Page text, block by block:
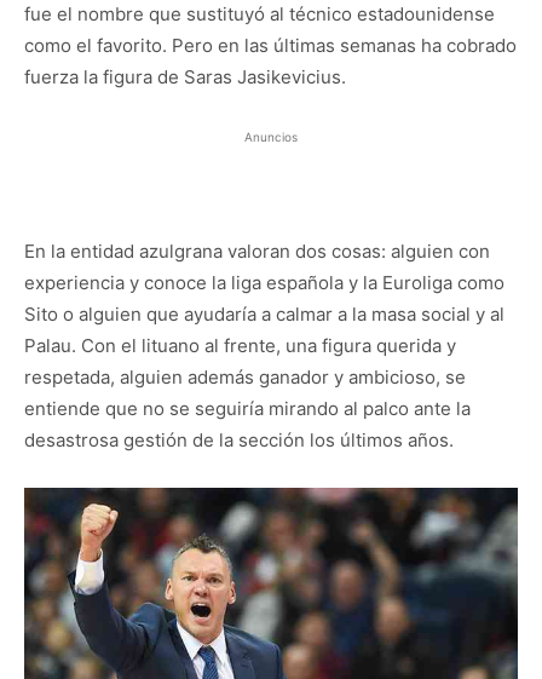
fue el nombre que sustituyó al técnico estadounidense
como el favorito. Pero en las últimas semanas ha cobrado
fuerza la figura de Saras Jasikevicius.
Anuncios
En la entidad azulgrana valoran dos cosas: alguien con
experiencia y conoce la liga española y la Euroliga como
Sito o alguien que ayudaría a calmar a la masa social y al
Palau. Con el lituano al frente, una figura querida y
respetada, alguien además ganador y ambicioso, se
entiende que no se seguiría mirando al palco ante la
desastrosa gestión de la sección los últimos años.